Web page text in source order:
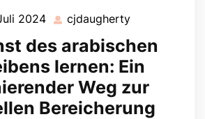
2024 25
2024
cjdaugherty
des arabischen
lernen: Ein
Weg zur
Bereicherung